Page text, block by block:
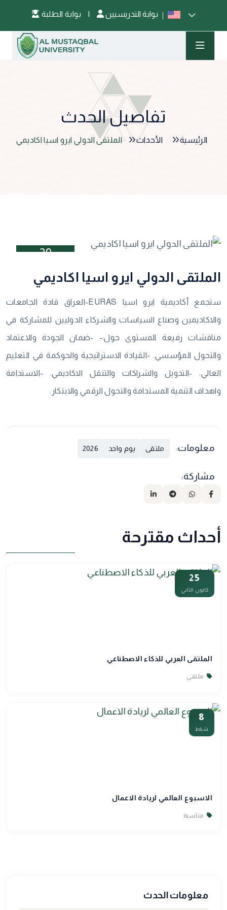
| بوابة التدريسيين
تفاصيل الحدث
الرئيسية الأحداث الملتقى الدولي ايرو اسيا اكاديمي
29
الملتقى الدولي ايرو اسيا اكاديمي
ستجمع أكاديمية ايرو اسيا EURAS-العراق قادة الجامعات
والاكاديمين وصناع السياسات والشركاء الدوليين للمشاركة في
مناقشات رفيعة المستوى حول:- -ضمان الجودة والاعتماد
والتحول المؤسسي. -القيادة الاستراتيجية والحوكمة في التعليم
العالي. -التدويل والشراكات والتنقل الاكاديمي. -الاستدامة
واهداف التنمية المستدامة والتحول الرقمي والابتكار.
معلومات: ملتقى يوم واحد 2026
مشاركة:
أحداث مقترحة
25
كانون الثاني
الملتقى العربي للذكاء الاصطناعي
ملتقى
8
شباط
الاسبوع العالمي لريادة الاعمال
مناسبة
معلومات الحدث